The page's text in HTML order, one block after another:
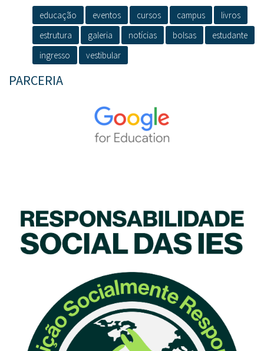
educação eventos cursos campus
livros
estrutura
galeria notícias bolsas
estudante
ingresso
vestibular
PARCERIA